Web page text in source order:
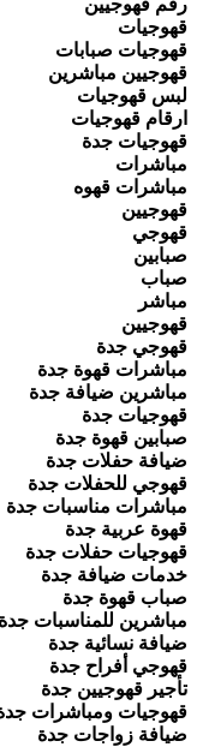
رقم قهوجيين
قهوجيات
قهوجيات صبابات
قهوجيين مباشرين
لبس قهوجيات
ارقام قهوجيات
قهوجيات جدة
مباشرات
مباشرات قهوه
قهوجيين
قهوجي
صبابين
صباب
مباشر
قهوجيين
قهوجي جدة
مباشرات قهوة جدة
مباشرين ضيافة جدة
قهوجيات جدة
صبابين قهوة جدة
ضيافة حفلات جدة
قهوجي للحفلات جدة
مباشرات مناسبات جدة
قهوة عربية جدة
قهوجيات حفلات جدة
خدمات ضيافة جدة
صباب قهوة جدة
مباشرين للمناسبات جدة
ضيافة نسائية جدة
قهوجي أفراح جدة
تأجير قهوجيين جدة
قهوجيات ومباشرات
ضيافة زواجات جدة